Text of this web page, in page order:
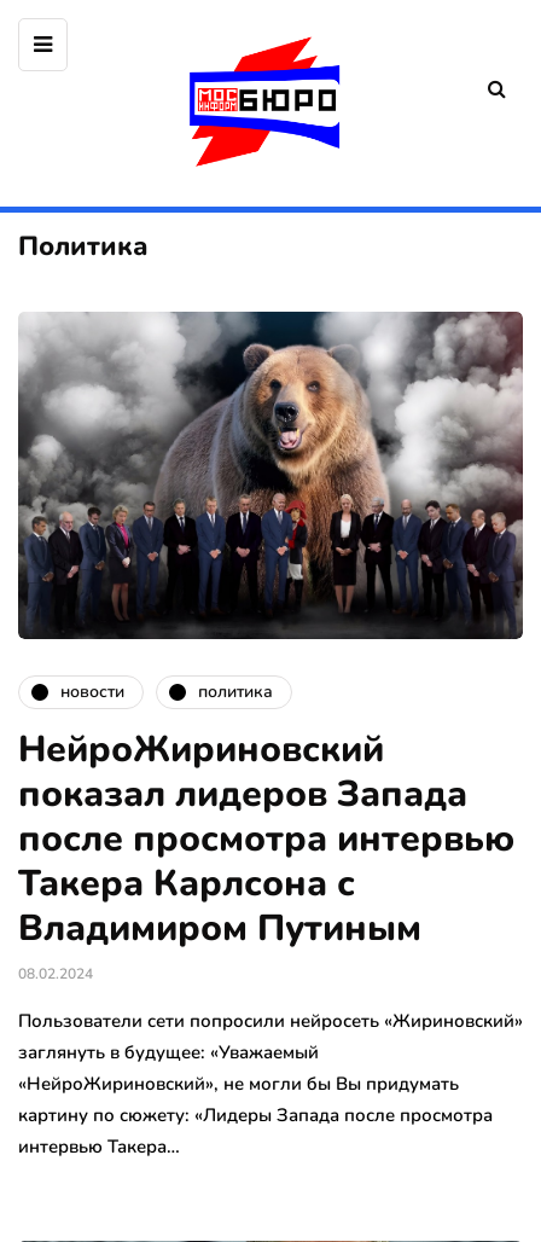
Политика
новости политика
НейроЖириновский
показал лидеров Запада
после просмотра интервью
Такера Карлсона с
Владимиром Путиным
08.02.2024
Пользователи сети попросили нейросеть «Жириновский»
заглянуть в будущее: «Уважаемый
«НейроЖириновский», не могли бы Вы придумать
картину по сюжету: «Лидеры Запада после просмотра
интервью Такера…